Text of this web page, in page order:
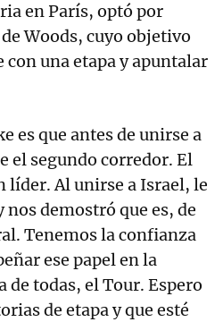
en París, optó por
Woods, cuyo objetivo
una etapa y apuntalar
es que antes de unirse a
el segundo corredor. El
líder. Al unirse a Israel, le
demostró que es, de
Tenemos la confianza
ese papel en la
todas, el Tour. Espero
de etapa y que esté